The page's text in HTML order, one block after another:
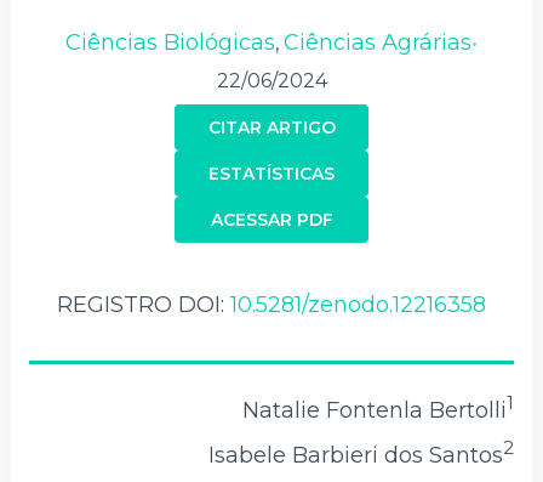
Ciências Biológicas, Ciências Agrárias•
22/06/2024
CITAR ARTIGO
ACESSAR PDF
ESTATÍSTICAS
REGISTRO DOI:10.5281/zenodo.12216358
Natalie Fontenla Bertolli1
Isabele Barbieri dos Santos2